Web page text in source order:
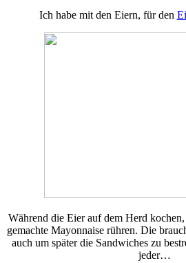
Ich habe mit den Eiern, für den
Während die Eier auf dem Herd
gemachte Mayonnaise rühren. Die
auch um später die Sandwiches zu
jeder…